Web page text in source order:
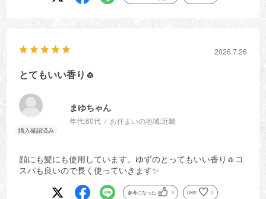
2026.7.26
とてもいい香り🧄
まゆちゃん
年代:60代 お住まいの地域:近畿
顔にも髪にも使用しています。ゆずのとってもいい香り🧄コ
スパも良いので長く使っていきます✨
参考になった 0 Like! 0